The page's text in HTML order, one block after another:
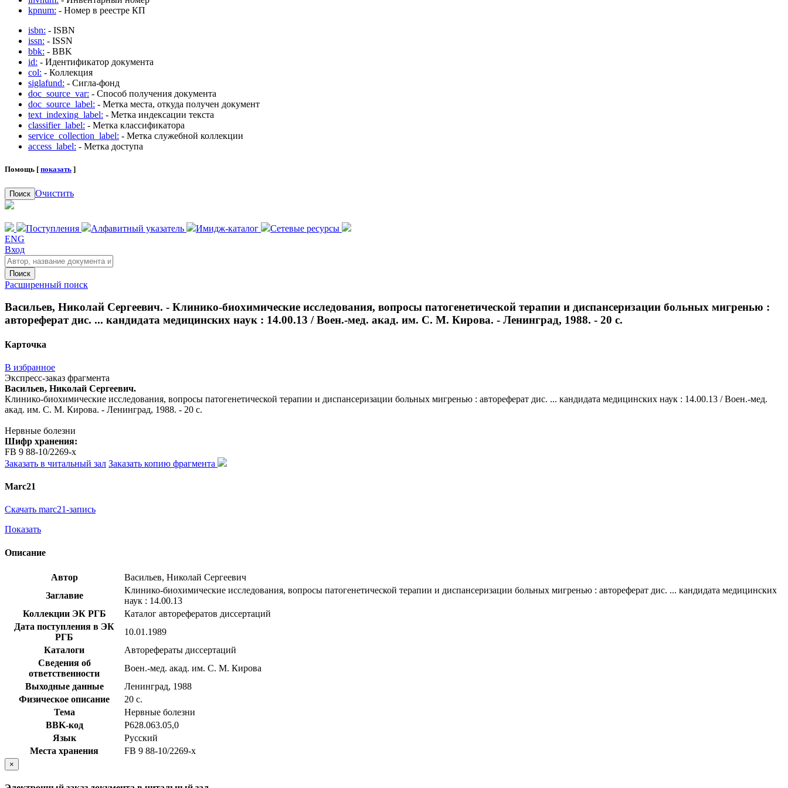
kpnum: - Номер в реестре КП
isbn: - ISBN
issn: - ISSN
bbk: - BBK
id: - Идентификатор документа
col: - Коллекция
siglafund: - Сигла-фонд
doc_source_var: - Способ получения документа
doc_source_label: - Метка места, откуда получен документ
text_indexing_label: - Метка индексации текста
classifier_label: - Метка классификатора
service_collection_label: - Метка служебной коллекции
access_label: - Метка доступа
Помощь [ показать ]
Поиск Очистить
Поступления Алфавитный указатель Имидж-каталог
Сетевые ресурсы
ENG
Вход
Поиск
Расширенный поиск
Васильев, Николай Сергеевич. - Клинико-биохимические исследования, вопросы патогенетической терапии и диспансеризации больных мигренью :
автореферат дис. ... кандидата медицинских наук : 14.00.13 / Воен.-мед. акад. им. С. М. Кирова. - Ленинград, 1988. - 20 с.
Карточка
В избранное
Экспресс-заказ фрагмента
Васильев, Николай Сергеевич.
Клинико-биохимические исследования, вопросы патогенетической терапии и диспансеризации больных мигренью : автореферат дис. ... кандидата медицинских наук : 14.00.13 / Воен.-мед.
акад. им. С. М. Кирова. - Ленинград, 1988. - 20 с.
Нервные болезни
Шифр хранения:
FB 9 88-10/2269-x
Заказать в читальный зал Заказать копию фрагмента
Marc21
Скачать marc21-запись
Показать
Описание
Автор
Васильев, Николай Сергеевич
Заглавие
Клинико-биохимические исследования, вопросы патогенетической терапии и диспансеризации больных мигренью : автореферат дис. ... кандидата медицинских
наук : 14.00.13
Коллекции ЭК РГБ
Каталог авторефератов диссертаций
Дата поступления в ЭК
РГБ
10.01.1989
Каталоги
Авторефераты диссертаций
Сведения об
ответственности
Воен.-мед. акад. им. С. М. Кирова
Выходные данные
Ленинград, 1988
Физическое описание
20 с.
Тема
Нервные болезни
BBK-код
Р628.063.05,0
Язык
Русский
Места хранения
FB 9 88-10/2269-x
×